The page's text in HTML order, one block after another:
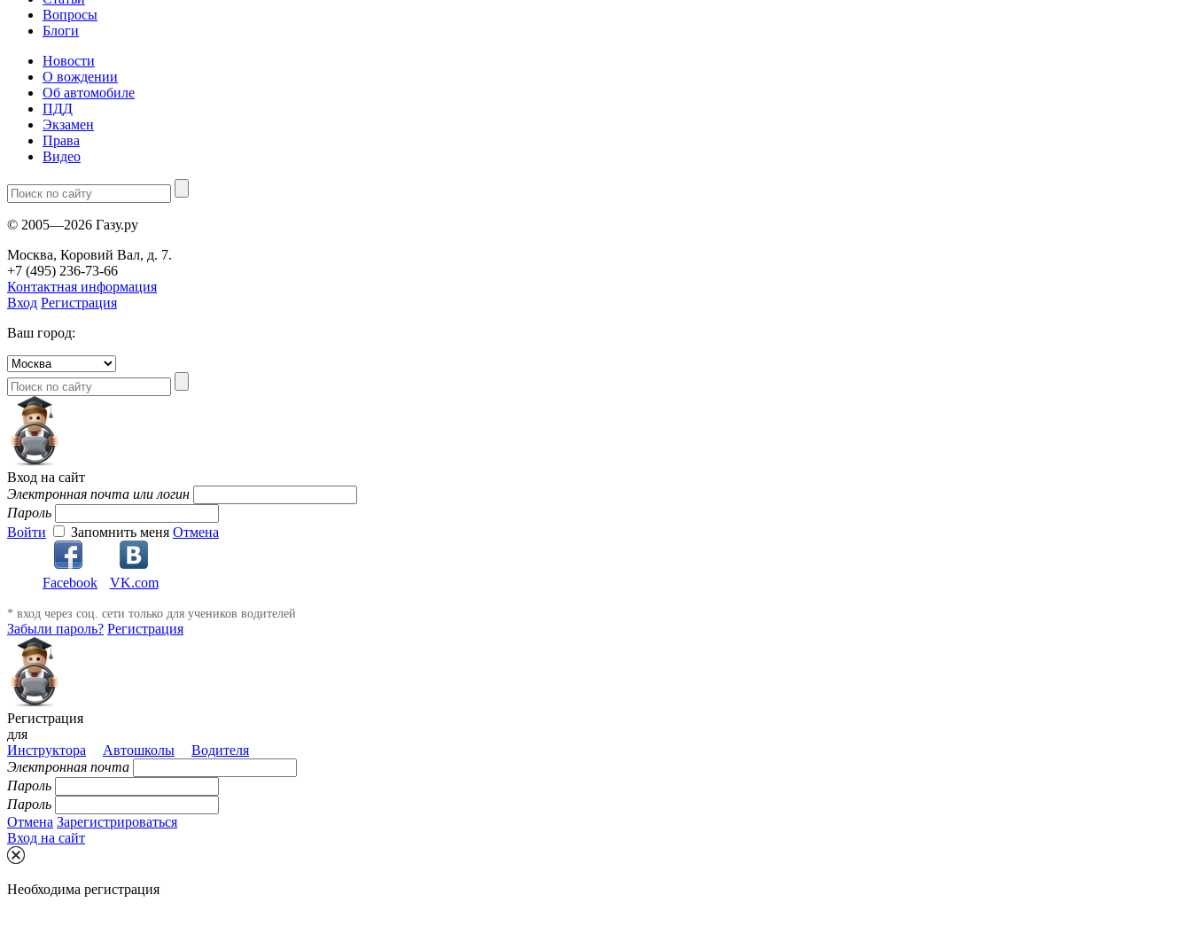
Вопросы
Блоги
Новости
О вождении
Об автомобиле
ПДД
Экзамен
Права
Видео
© 2005—2026 Газу.ру
Москва, Коровий Вал, д. 7.
+7 (495) 236-73-66
Контактная информация
Вход Регистрация
Ваш город:
Вход на сайт
Электронная почта или логин
Пароль
Войти
Запомнить меня Отмена
Facebook VK.com
* вход через соц. сети только для учеников водителей
Забыли пароль? Регистрация
Регистрация
для
Инструктора
Автошколы
Водителя
Электронная почта
Пароль
Пароль
Отмена Зарегистрироваться
Вход на сайт
Необходима регистрация